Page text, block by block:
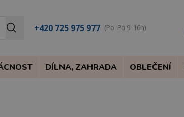
+420 725 975 977 (Po–Pá 9–16h)
DÍLNA, ZAHRADA OBLEČENÍ